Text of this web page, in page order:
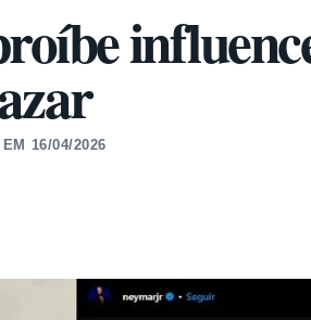
16/04/2026